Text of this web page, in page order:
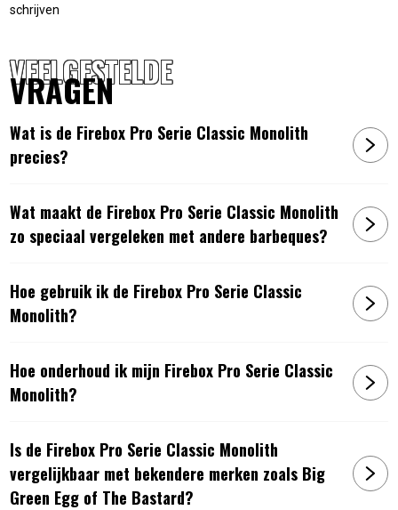
schrijven
VEELGESTELDE
VRAGEN
Wat is de Firebox Pro Serie Classic Monolith
precies?
Wat maakt de Firebox Pro Serie Classic Monolith
zo speciaal vergeleken met andere barbeques?
Hoe gebruik ik de Firebox Pro Serie Classic
Monolith?
Hoe onderhoud ik mijn Firebox Pro Serie Classic
Monolith?
Is de Firebox Pro Serie Classic Monolith
vergelijkbaar met bekendere merken zoals Big
Green Egg of The Bastard?